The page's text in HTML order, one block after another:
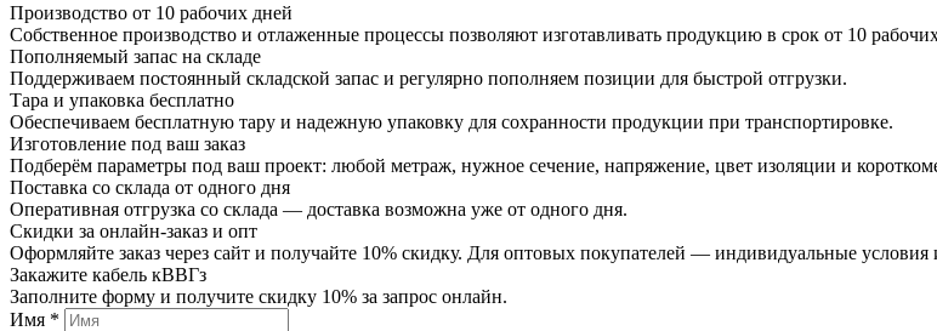
Производство от 10 рабочих дней
Собственное производство и отлаженные процессы позволяют изготавливать продукцию в срок от 10
Пополняемый запас на складе
Поддерживаем постоянный складской запас и регулярно пополняем позиции для быстрой отгрузки.
Тара и упаковка бесплатно
Обеспечиваем бесплатную тару и надежную упаковку для сохранности продукции при транспортировке.
Изготовление под ваш заказ
Подберём параметры под ваш проект: любой метраж, нужное сечение, напряжение, цвет изоляции и
Поставка со склада от одного дня
Оперативная отгрузка со склада — доставка возможна уже от одного дня.
Скидки за онлайн-заказ и опт
Оформляйте заказ через сайт и получайте 10% скидку. Для оптовых покупателей — индивидуальные
Закажите кабель кВВГз
Заполните форму и получите скидку 10% за запрос онлайн.
Имя *